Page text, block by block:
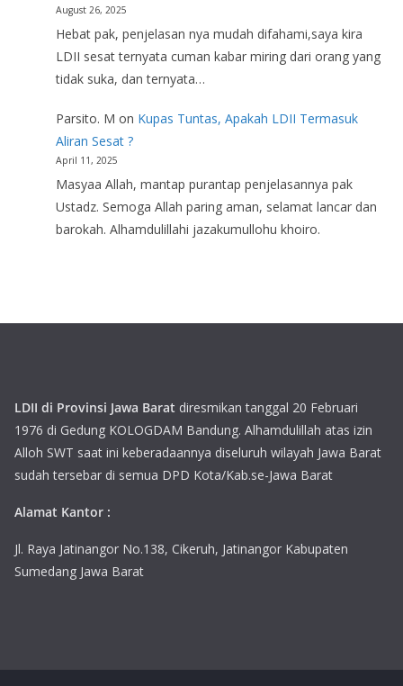
August 26, 2025
Hebat pak, penjelasan nya mudah difahami,saya kira
LDII sesat ternyata cuman kabar miring dari orang yang
tidak suka, dan ternyata…
Parsito. M on Kupas Tuntas, Apakah LDII Termasuk
Aliran Sesat ?
April 11, 2025
Masyaa Allah, mantap purantap penjelasannya pak
Ustadz. Semoga Allah paring aman, selamat lancar dan
barokah. Alhamdulillahi jazakumullohu khoiro.
LDII di Provinsi Jawa Barat diresmikan tanggal 20 Februari
1976 di Gedung KOLOGDAM Bandung. Alhamdulillah atas izin
Alloh SWT saat ini keberadaannya diseluruh wilayah Jawa Barat
sudah tersebar di semua DPD Kota/Kab.se-Jawa Barat
Alamat Kantor :
Jl. Raya Jatinangor No.138, Cikeruh, Jatinangor Kabupaten
Sumedang Jawa Barat